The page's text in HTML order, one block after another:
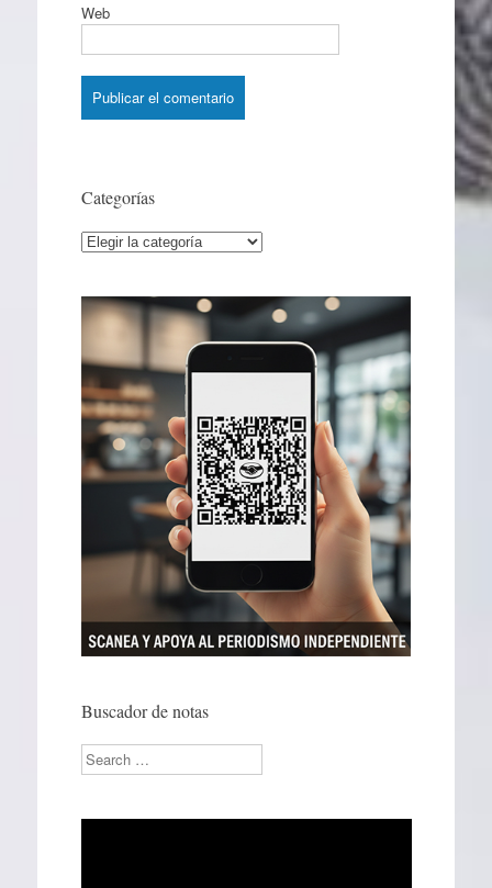
Web
Categorías
Categorías
Buscador de notas
Search